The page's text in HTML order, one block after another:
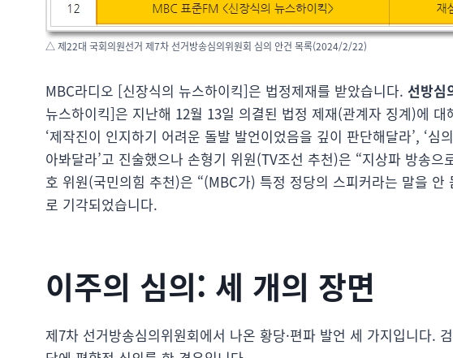
△ 제22대 국회의원선거 제7차 선거방송심의위원회 심의 안건 목록(2024/2/22)
MBC라디오 [신장식의 뉴스하이킥]은 법정제재를 받았습니다. 선방심
뉴스하이킥]은 지난해 12월 13일 의결된 법정 제재(관계자 징계)에
‘제작진이 인지하기 어려운 돌발 발언이었음을 깊이 판단해달라’, ‘
아봐달라’고 진술했으나 손형기 위원(TV조선 추천)은 “지상파 방송
호 위원(국민의힘 추천)은 “(MBC가) 특정 정당의 스피커라는 말을
로 기각되었습니다.
이주의 심의: 세 개의 장면
제7차 선거방송심의위원회에서 나온 황당·편파 발언 세 가지입니다.